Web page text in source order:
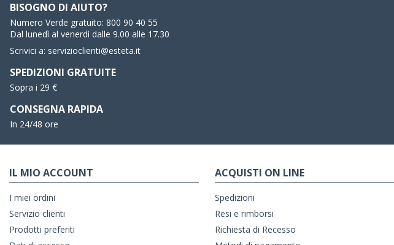
BISOGNO DI AIUTO?
Numero Verde gratuito: 800 90 40 55
Dal lunedì al venerdì dalle 9.00 alle 17.30
Scrivici a: servizioclienti@esteta.it
SPEDIZIONI GRATUITE
Sopra i 29 €
CONSEGNA RAPIDA
In 24/48 ore
IL MIO ACCOUNT
I miei ordini
Servizio clienti
Prodotti preferiti
ACQUISTI ON LINE
Spedizioni
Resi e rimborsi
Richiesta di Recesso